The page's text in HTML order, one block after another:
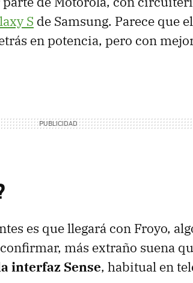
S de Samsung. Parece que
en potencia, pero con
es que llegará con Froyo,
más extraño suena
interfaz Sense, habitual en